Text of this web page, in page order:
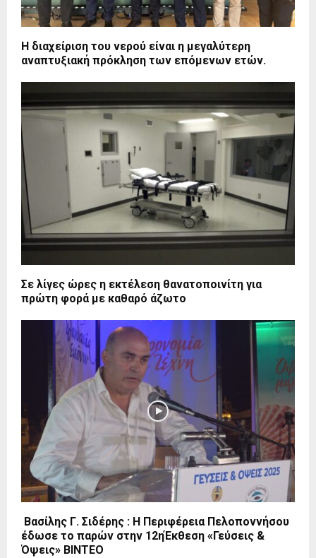
Η διαχείριση του νερού είναι η μεγαλύτερη
αναπτυξιακή πρόκληση των επόμενων ετών.
Σε λίγες ώρες η εκτέλεση θανατοποινίτη για
πρώτη φορά με καθαρό άζωτο
Βασίλης Γ. Σιδέρης : Η Περιφέρεια Πελοποννήσου
έδωσε το παρών στην 12ηΈκθεση «Γεύσεις &
Όψεις» ΒΙΝΤΕΟ